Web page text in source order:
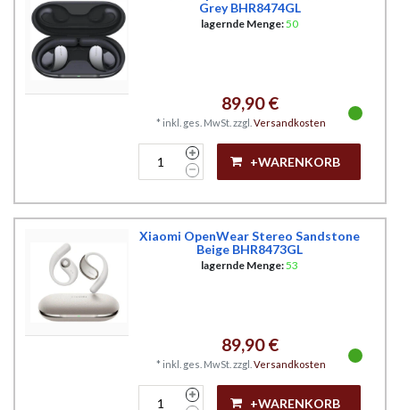
Grey BHR8474GL
lagernde Menge:50
89,90 €
* inkl. ges. MwSt. zzgl. Versandkosten
+WARENKORB
Xiaomi OpenWear Stereo Sandstone
Beige BHR8473GL
lagernde Menge:53
89,90 €
* inkl. ges. MwSt. zzgl. Versandkosten
+WARENKORB